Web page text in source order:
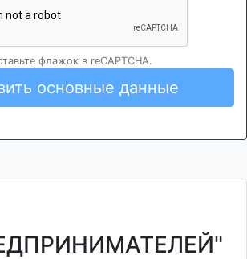
флажок в reCAPTCHA.
основные данные